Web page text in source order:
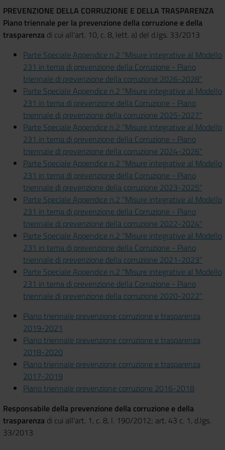
PREVENZIONE DELLA CORRUZIONE E DELLA TRASPARENZA
Piano triennale per la prevenzione della corruzione e della
trasparenza di cui all'art. 10, c. 8, lett. a) del d.lgs. 33/2013
Parte Speciale Appendice n.2 "Misure integrative al Modello
231 in tema di prevenzione della Corruzione - Piano
triennale di prevenzione della corruzione 2026-2028"
Parte Speciale Appendice n.2 "Misure integrative al Modello
231 in tema di prevenzione della Corruzione - Piano
triennale di prevenzione della corruzione 2025-2027"
Parte Speciale Appendice n.2 "Misure integrative al Modello
231 in tema di prevenzione della Corruzione - Piano
triennale di prevenzione della corruzione 2024-2026"
Parte Speciale Appendice n.2 "Misure integrative al Modello
231 in tema di prevenzione della Corruzione - Piano
triennale di prevenzione della corruzione 2023-2025"
Parte Speciale Appendice n.2 "Misure integrative al Modello
231 in tema di prevenzione della Corruzione - Piano
triennale di prevenzione della corruzione 2022-2024"
Parte Speciale Appendice n.2 "Misure integrative al Modello
231 in tema di prevenzione della Corruzione - Piano
triennale di prevenzione della corruzione 2021-2023"
Parte Speciale Appendice n.2 "Misure integrative al Modello
231 in tema di prevenzione della Corruzione - Piano
triennale di prevenzione della corruzione 2020-2022"
Piano triennale prevenzione corruzione e trasparenza
2019-2021
Piano triennale prevenzione corruzione e trasparenza
2018-2020
Piano triennale prevenzione corruzione e trasparenza
2017-2019
Piano triennale prevenzione corruzione 2016-2018
Responsabile della prevenzione della corruzione e della
trasparenza di cui all'art. 1, c. 8, l. 190/2012; art. 43 c. 1, d.lgs.
33/2013